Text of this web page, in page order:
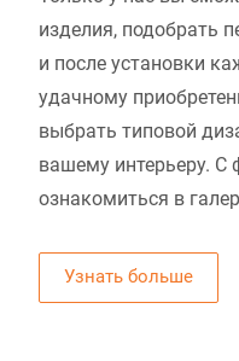
изделия, подобрать
и после установки
удачному
выбрать типовой
вашему интерьеру.
ознакомиться в
Узнать больше